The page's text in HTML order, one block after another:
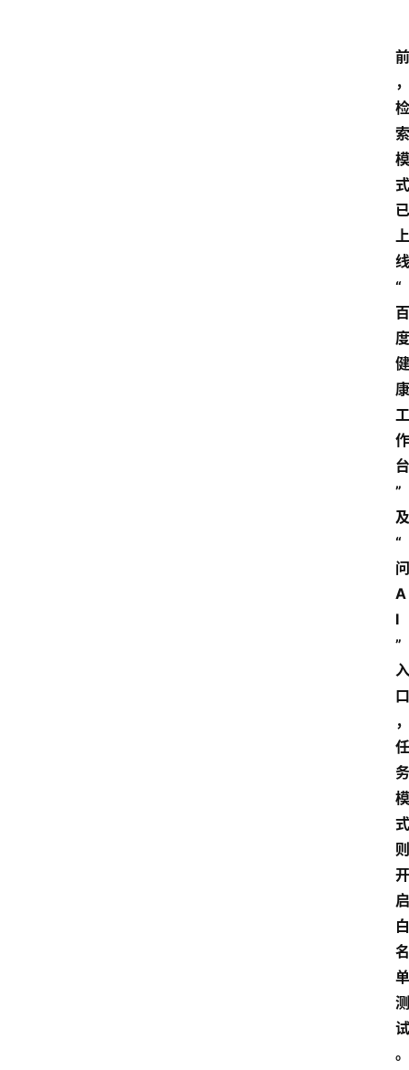
前
，
检
索
模
式
已
上
线
“
百
度
健
康
工
作
台
”
及
“
问
A
I
”
入
口
，
任
务
模
式
则
开
启
白
名
单
测
试
。